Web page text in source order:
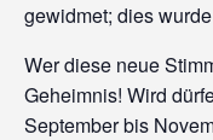
gewidmet; dies
Wer diese neue
Geheimnis! Wird
September bis